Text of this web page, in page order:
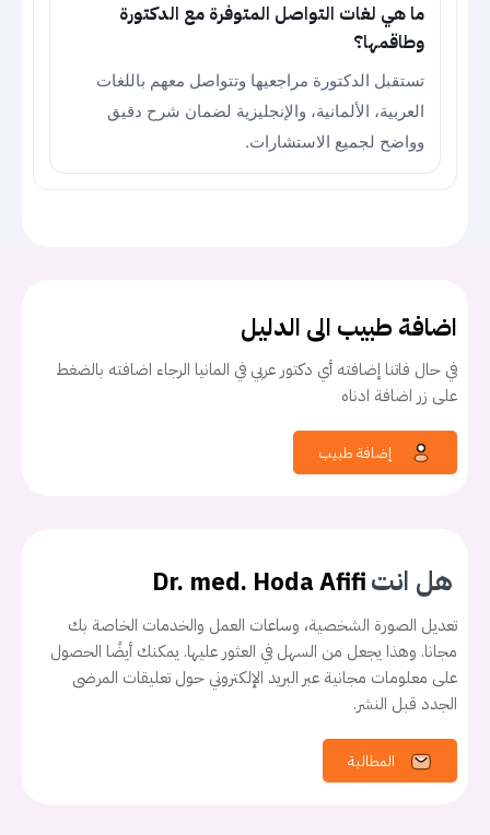
ما هي لغات التواصل المتوفرة مع الدكتورة
وطاقمها؟
تستقبل الدكتورة مراجعيها وتتواصل معهم باللغات
العربية، الألمانية، والإنجليزية لضمان شرح دقيق
وواضح لجميع الاستشارات.
اضافة طبيب الى الدليل
في حال فاتنا إضافته أي دكتور عربي في المانيا الرجاء اضافته بالضغط
على زر اضافة ادناه
هل انتDr. med. Hoda Afifi
تعديل الصورة الشخصية، وساعات العمل والخدمات الخاصة بك
مجانا. وهذا يجعل من السهل في العثور عليها. يمكنك أيضًا الحصول
على معلومات مجانية عبر البريد الإلكتروني حول تعليقات المرضى
الجدد قبل النشر.
المطالبة